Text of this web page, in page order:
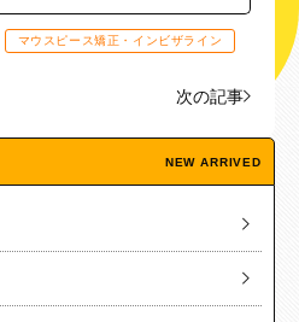
マウスピース矯正・インビザライン
次の記事
NEW ARRIVED